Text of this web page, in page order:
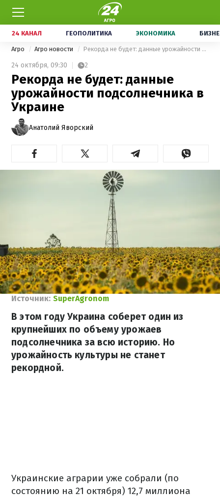
24 КАНАЛ ГЕОПОЛИТИКА ЭКОНОМИКА
Агро Агро новости Рекорда не будет: данные урожайности подсолнечника в Украине
24 октября, 09:30 2
Рекорда не будет: данные
урожайности подсолнечника в
Украине
Анатолий Яворский
Источник: SuperAgronom
В этом году Украина соберет один из
крупнейших по объему урожаев
подсолнечника за всю историю. Но
урожайность культуры не станет
рекордной.
Украинские аграрии уже собрали (по
состоянию на 21 октября) 12,7 миллиона